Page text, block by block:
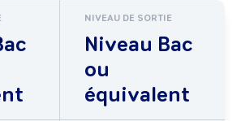
NIVEAU DE SORTIE
Niveau Bac
ou
équivalent